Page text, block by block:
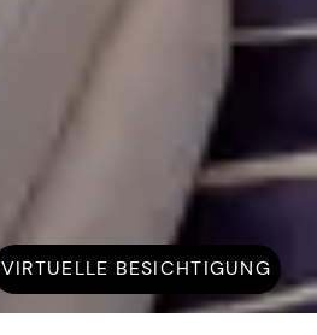
VIRTUELLE BESICHTIGUNG